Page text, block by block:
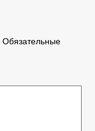
Обязательные